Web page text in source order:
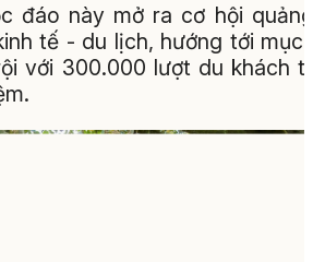
đáo này mở ra cơ hội
tế - du lịch, hướng tới mục
với 300.000 lượt du khách